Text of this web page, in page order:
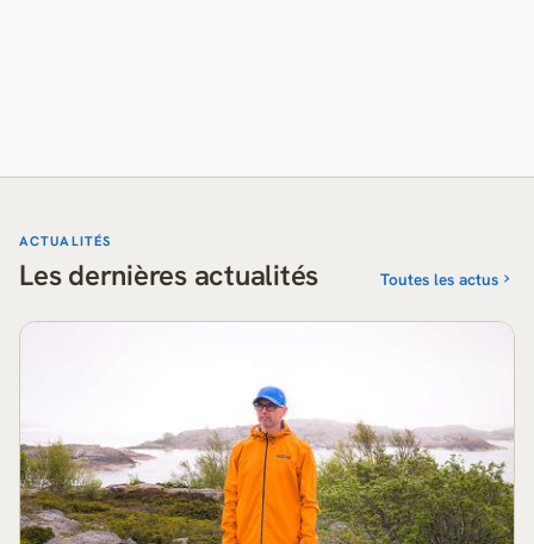
ACTUALITÉS
Les dernières actualités Toutes les actus